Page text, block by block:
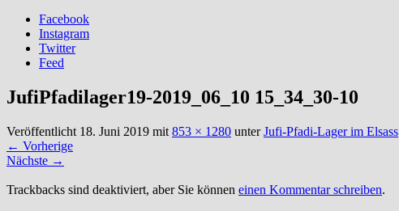
Facebook
Instagram
Twitter
Feed
JufiPfadilager19-2019_06_10 15_34_30-10
Veröffentlicht 18. Juni 2019 mit 853 × 1280 unterJufi-Pfadi-Lager im Elsass
← Vorherige
Nächste →
Trackbacks sind deaktiviert, aber Sie können einen Kommentar schreiben.